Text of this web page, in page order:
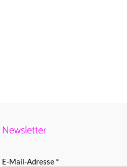
Newsletter
E-Mail-Adresse *